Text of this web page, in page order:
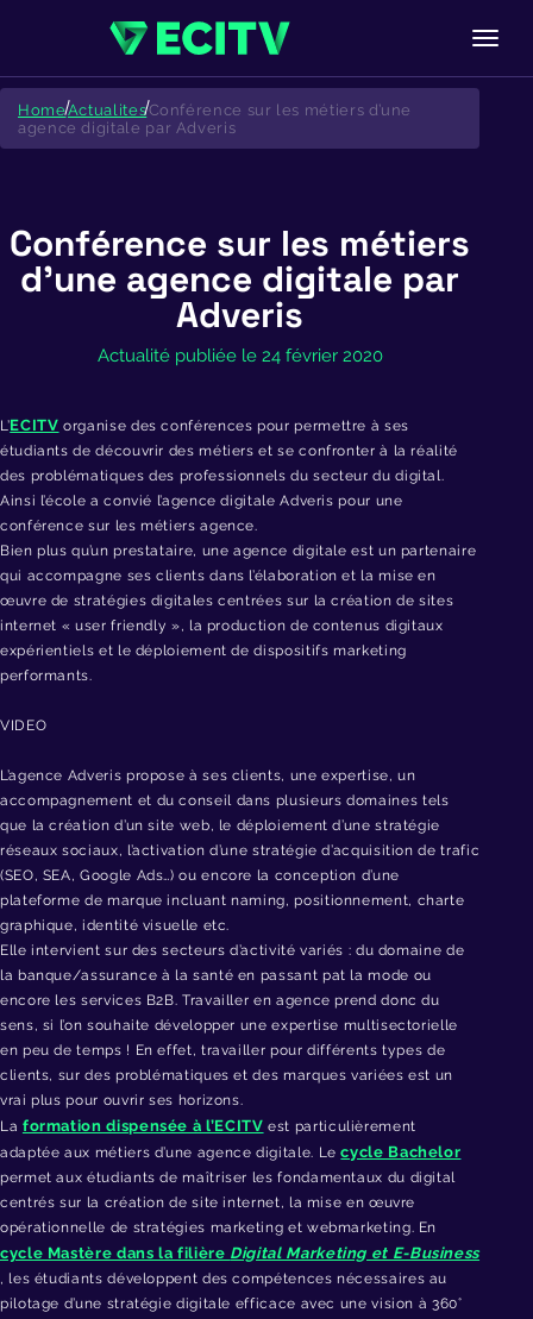
Skip
content
HomeActualitesConférence sur les métiers d’une
agence digitale par Adveris
Conférence sur les métiers
d’une agence digitale par
Adveris
Actualité publiée le 24 février 2020
L’ECITV organise des conférences pour permettre à ses
étudiants de découvrir des métiers et se confronter à la réalité
des problématiques des professionnels du secteur du digital.
Ainsi l’école a convié l’agence digitale Adveris pour une
conférence sur les métiers agence.
Bien plus qu’un prestataire, une agence digitale est un partenaire
qui accompagne ses clients dans l’élaboration et la mise en
œuvre de stratégies digitales centrées sur la création de sites
internet « user friendly », la production de contenus digitaux
expérientiels et le déploiement de dispositifs marketing
performants.
VIDEO
L’agence Adveris propose à ses clients, une expertise, un
accompagnement et du conseil dans plusieurs domaines tels
que la création d’un site web, le déploiement d’une stratégie
réseaux sociaux, l’activation d’une stratégie d’acquisition de trafic
(SEO, SEA, Google Ads…) ou encore la conception d’une
plateforme de marque incluant naming, positionnement, charte
graphique, identité visuelle etc.
Elle intervient sur des secteurs d’activité variés : du domaine de
la banque/assurance à la santé en passant pat la mode ou
encore les services B2B. Travailler en agence prend donc du
sens, si l’on souhaite développer une expertise multisectorielle
en peu de temps ! En effet, travailler pour différents types de
clients, sur des problématiques et des marques variées est un
vrai plus pour ouvrir ses horizons.
La formation dispensée à l’ECITV est particulièrement
adaptée aux métiers d’une agence digitale. Lecycle Bachelor
permet aux étudiants de maîtriser les fondamentaux du digital
centrés sur la création de site internet, la mise en œuvre
opérationnelle de stratégies marketing et webmarketing. En
cycle Mastère dans la filière Digital Marketing et E-Business
, les étudiants développent des compétences nécessaires au
pilotage d’une stratégie digitale efficace avec une vision à 360°